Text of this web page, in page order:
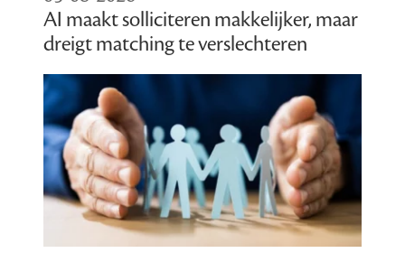
AI maakt solliciteren makkelijker, maar
dreigt matching te verslechteren